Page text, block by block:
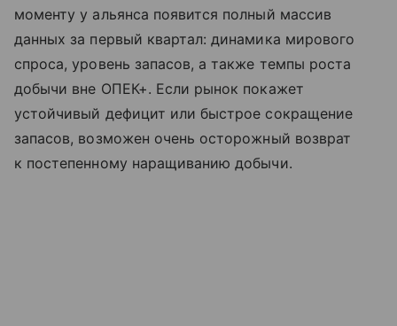
моменту у альянса появится полный массив
данных за первый квартал: динамика мирового
спроса, уровень запасов, а также темпы роста
добычи вне ОПЕК+. Если рынок покажет
устойчивый дефицит или быстрое сокращение
запасов, возможен очень осторожный возврат
к постепенному наращиванию добычи.